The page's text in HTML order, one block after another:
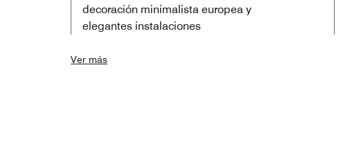
decoración minimalista europea y
elegantes instalaciones
Ver más